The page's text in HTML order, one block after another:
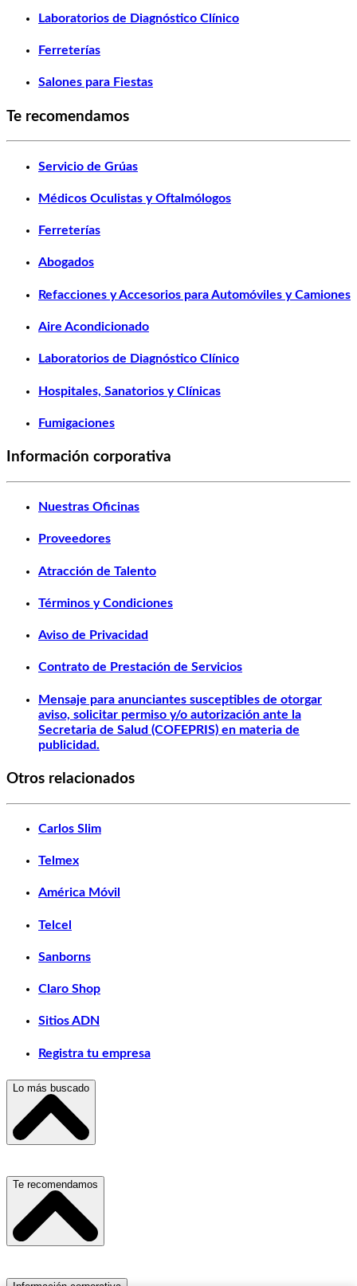
Laboratorios de Diagnóstico Clínico
Ferreterías
Salones para Fiestas
Te recomendamos
Servicio de Grúas
Médicos Oculistas y Oftalmólogos
Ferreterías
Abogados
Refacciones y Accesorios para Automóviles y Camiones
Aire Acondicionado
Laboratorios de Diagnóstico Clínico
Hospitales, Sanatorios y Clínicas
Fumigaciones
Información corporativa
Nuestras Oficinas
Proveedores
Atracción de Talento
Términos y Condiciones
Aviso de Privacidad
Contrato de Prestación de Servicios
Mensaje para anunciantes susceptibles de otorgar
aviso, solicitar permiso y/o autorización ante la
Secretaria de Salud (COFEPRIS) en materia de
publicidad.
Otros relacionados
Carlos Slim
Telmex
América Móvil
Telcel
Sanborns
Claro Shop
Sitios ADN
Registra tu empresa
Lo más buscado
Escuelas, Institutos y Universidades
Hospitales, Sanatorios y Clínicas
Refacciones y Accesorios para Automóviles
Materiales para Construcción
Te recomendamos